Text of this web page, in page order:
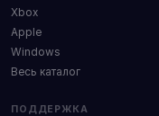
Xbox
Apple
Windows
Весь каталог
ПОДДЕРЖКА